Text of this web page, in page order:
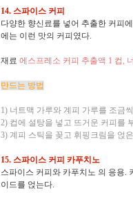
14. 스파이스 커피
다양한 향신료를 넣어 추출한 커피
에는 이런 맛의 커피였다.
재료 에스프레소 커피 추출액 1 컵,
만드는 방법
1) 너트맥 가루와 계피 가루를 조금
2) 컵에 설탕을 넣고 뜨거운 커피를
3) 계피 스틱을 꽂고 휘핑크림을 얹
15. 스파이스 커피 카푸치노
스파이스 커피와 카푸치노 의 응용.
이드를 얹는다.